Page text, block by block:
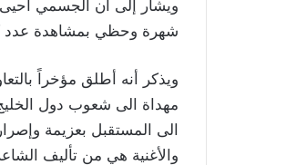
شهرة وحظي بمشاهدة عدد
ويذكر أنه أطلق مؤخراً
مهداة الى شعوب دول الخليج
الى المستقبل بعزيمة
والأغنية هي من تأليف